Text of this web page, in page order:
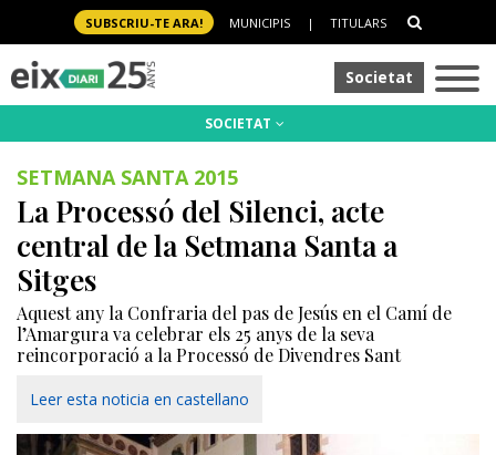
SUBSCRIU-TE ARA! MUNICIPIS | TITULARS
Societat
SOCIETAT
SETMANA SANTA 2015
La Processó del Silenci, acte
central de la Setmana Santa a
Sitges
Aquest any la Confraria del pas de Jesús en el Camí de
l’Amargura va celebrar els 25 anys de la seva
reincorporació a la Processó de Divendres Sant
Leer esta noticia en castellano